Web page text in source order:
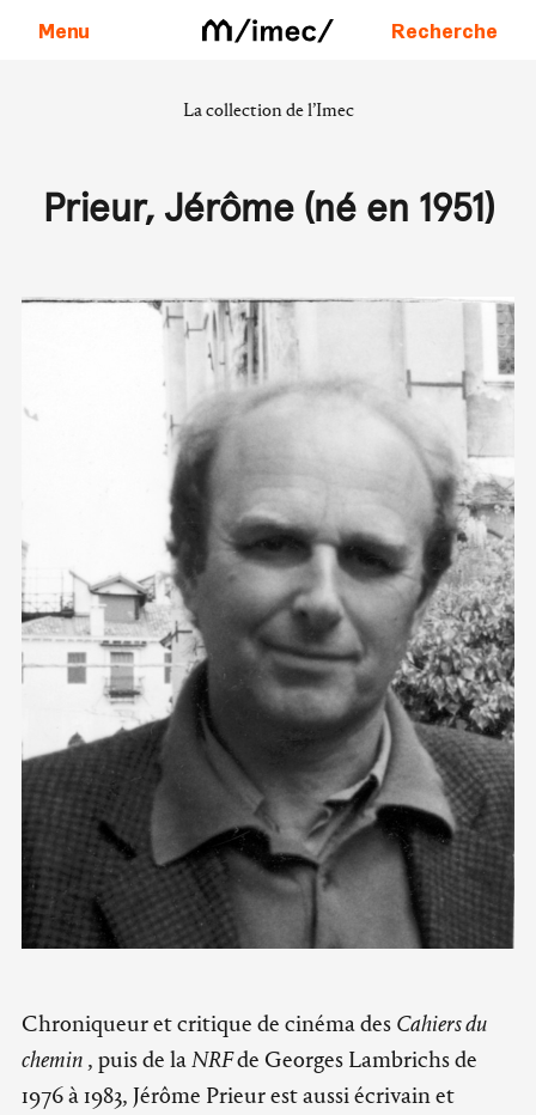
Menu Recherche
La collection de l’Imec
Prieur, Jérôme (né en 1951)
Chroniqueur et critique de cinéma des Cahiers du
chemin , puis de laNRFde Georges Lambrichs de
1976 à 1983, Jérôme Prieur est aussi écrivain et